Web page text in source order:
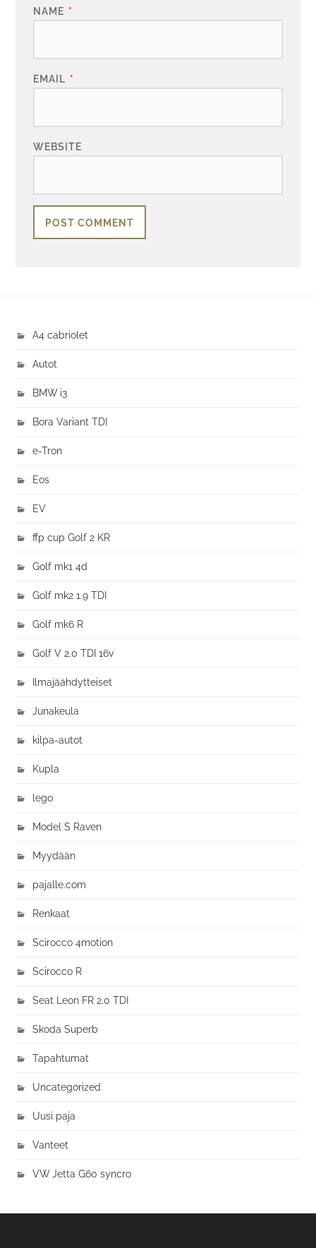
NAME *
EMAIL *
WEBSITE
A4 cabriolet
Autot
BMW i3
Bora Variant TDI
e-Tron
Eos
EV
ffp cup Golf 2 KR
Golf mk1 4d
Golf mk2 1.9 TDI
Golf mk6 R
Golf V 2.0 TDI 16v
Ilmajäähdytteiset
Junakeula
kilpa-autot
Kupla
lego
Model S Raven
Myydään
pajalle.com
Renkaat
Scirocco 4motion
Scirocco R
Seat Leon FR 2.0 TDI
Skoda Superb
Tapahtumat
Uncategorized
Uusi paja
Vanteet
VW Jetta G60 syncro